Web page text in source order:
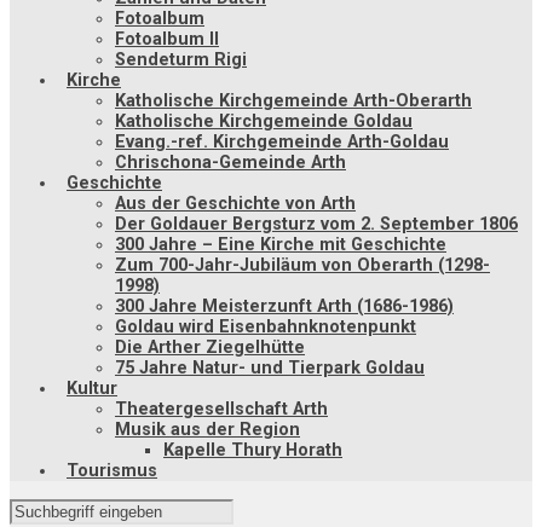
Fotoalbum
Fotoalbum II
Sendeturm Rigi
Kirche
Katholische Kirchgemeinde Arth-Oberarth
Katholische Kirchgemeinde Goldau
Evang.-ref. Kirchgemeinde Arth-Goldau
Chrischona-Gemeinde Arth
Geschichte
Aus der Geschichte von Arth
Der Goldauer Bergsturz vom 2. September 1806
300 Jahre – Eine Kirche mit Geschichte
Zum 700-Jahr-Jubiläum von Oberarth (1298-
1998)
300 Jahre Meisterzunft Arth (1686-1986)
Goldau wird Eisenbahnknotenpunkt
Die Arther Ziegelhütte
75 Jahre Natur- und Tierpark Goldau
Kultur
Theatergesellschaft Arth
Musik aus der Region
Kapelle Thury Horath
Tourismus